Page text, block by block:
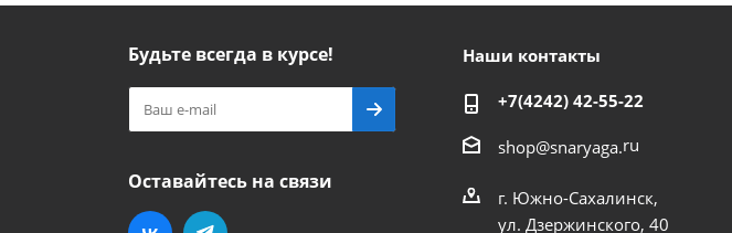
Будьте всегда в курсе!
Оставайтесь на связи
Наши контакты
+7(4242) 42-55-22
shop@snaryaga.ru
г. Южно-Сахалинск,
ул. Дзержинского, 40